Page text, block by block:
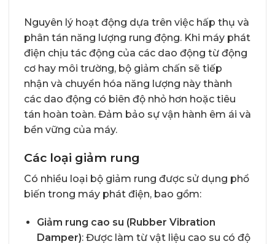
Nguyên lý hoạt động dựa trên việc hấp thụ và
phân tán năng lượng rung động. Khi máy phát
điện chịu tác động của các dao động từ động
cơ hay môi trường, bộ giảm chấn sẽ tiếp
nhận và chuyển hóa năng lượng này thành
các dao động có biên độ nhỏ hơn hoặc tiêu
tán hoàn toàn. Đảm bảo sự vận hành êm ái và
bền vững của máy.
Các loại giảm rung
Có nhiều loại bộ giảm rung được sử dụng phổ
biến trong máy phát điện, bao gồm:
Giảm rung cao su (Rubber Vibration
Damper): Được làm từ vật liệu cao su có độ